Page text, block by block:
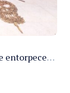
PMAM apreende 16,6 toneladas de entorpecentes e registra aumento nas prisões em flagrante e nas capturas de foragidos no primeiro semestre de 2026